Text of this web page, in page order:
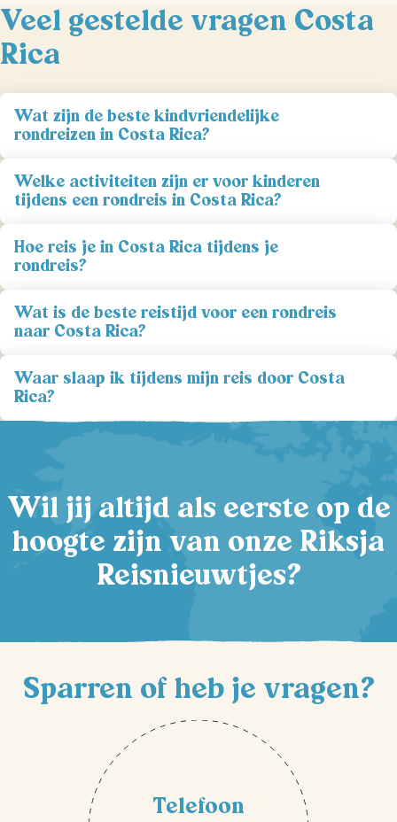
Veel gestelde vragen Costa
Rica
Wat zijn de beste kindvriendelijke
rondreizen in Costa Rica?
Welke activiteiten zijn er voor kinderen
tijdens een rondreis in Costa Rica?
Hoe reis je in Costa Rica tijdens je
rondreis?
Wat is de beste reistijd voor een rondreis
naar Costa Rica?
Waar slaap ik tijdens mijn reis door Costa
Rica?
Wil jij altijd als eerste op de
hoogte zijn van onze Riksja
Reisnieuwtjes?
Sparren of heb je vragen?
Telefoon